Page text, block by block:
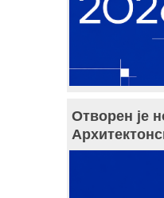
Отворен је